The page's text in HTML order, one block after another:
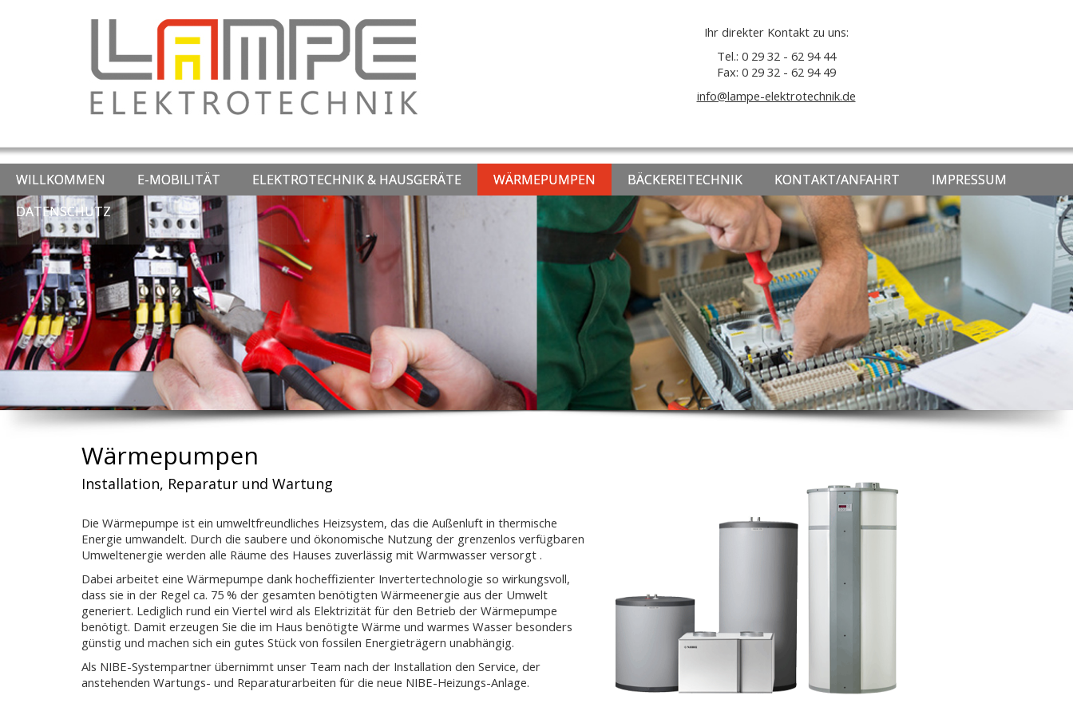
Ihr direkter Kontakt zu uns:
Tel.: 0 29 32 - 62 94 44
Fax: 0 29 32 - 62 94 49
info@lampe-elektrotechnik.de
WILLKOMMEN E-MOBILITÄT ELEKTROTECHNIK & HAUSGERÄTE WÄRMEPUMPEN BÄCKEREITECHNIK KONTAKT/ANFAHRT
IMPRESSUM
DATENSCHUTZ
Wärmepumpen
Installation, Reparatur und Wartung
Die Wärmepumpe ist ein umweltfreundliches Heizsystem, das die Außenluft in thermische
Energie umwandelt. Durch die saubere und ökonomische Nutzung der grenzenlos verfügbaren
Umweltenergie werden alle Räume des Hauses zuverlässig mit Warmwasser versorgt .
Dabei arbeitet eine Wärmepumpe dank hocheffizienter Invertertechnologie so wirkungsvoll,
dass sie in der Regel ca. 75 % der gesamten benötigten Wärmeenergie aus der Umwelt
generiert. Lediglich rund ein Viertel wird als Elektrizität für den Betrieb der Wärmepumpe
benötigt. Damit erzeugen Sie die im Haus benötigte Wärme und warmes Wasser besonders
günstig und machen sich ein gutes Stück von fossilen Energieträgern unabhängig.
Als NIBE-Systempartner übernimmt unser Team nach der Installation den Service, der
anstehenden Wartungs- und Reparaturarbeiten für die neue NIBE-Heizungs-Anlage.